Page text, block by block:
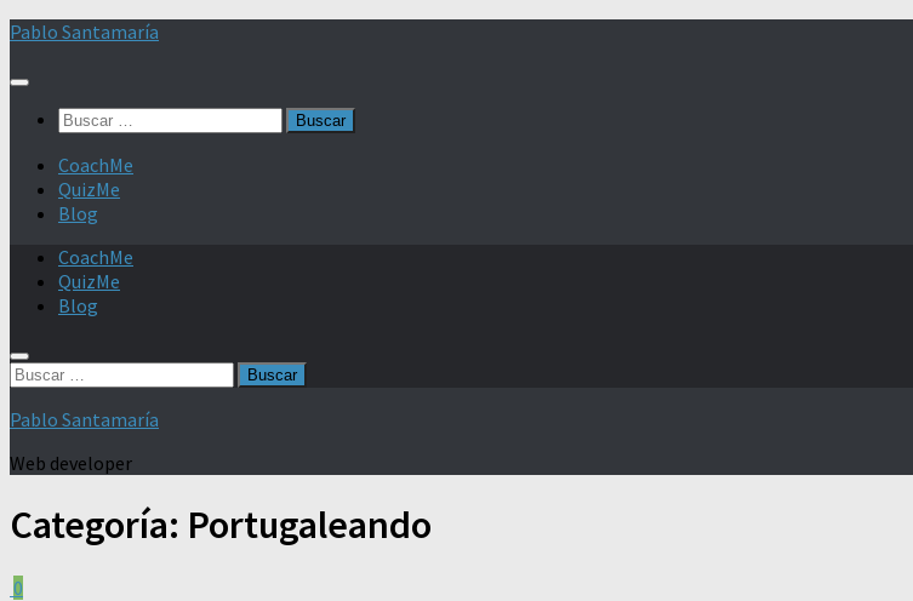
Saltar
contenido
Pablo Santamaría
Buscar:
CoachMe
QuizMe
Blog
CoachMe
QuizMe
Blog
Buscar:
Pablo Santamaría
Web developer
Categoría: Portugaleando
0